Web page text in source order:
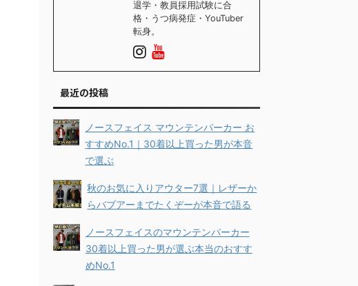
退学・教員採用試験に合
格・うつ病発症・YouTuber
転身。
最近の投稿
ノースフェイス マウンテンパーカー お
すすめNo.1｜30着以上買った男が本音
で選ぶ
秋のお気に入りアウター7選｜レザーか
らバブアーまでたくぞーが本音で語る
ノースフェイスのマウンテンパーカー
30着以上買った男が選ぶ本当のおすす
めNo.1